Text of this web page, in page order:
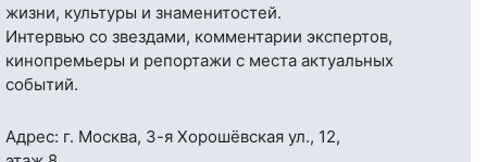
жизни, культуры и знаменитостей.
Интервью со звездами, комментарии экспертов,
кинопремьеры и репортажи с места актуальных
событий.
Адрес: г. Москва, 3-я Хорошёвская ул., 12,